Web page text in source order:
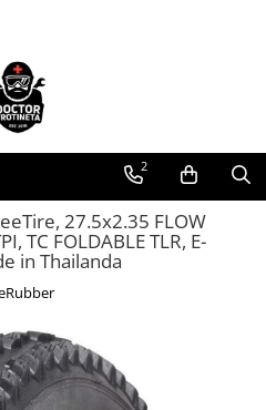
electrica
2
27.5x2.35 FLOW
TC FOLDABLE TLR, E-
in Thailanda